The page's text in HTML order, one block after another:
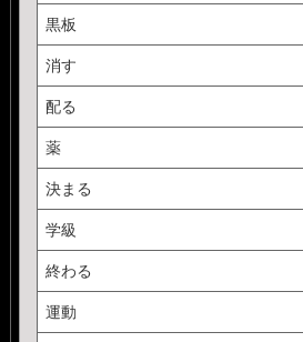
黒板
消す
配る
薬
決まる
学級
終わる
運動